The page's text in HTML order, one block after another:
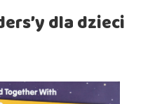
dla dzieci